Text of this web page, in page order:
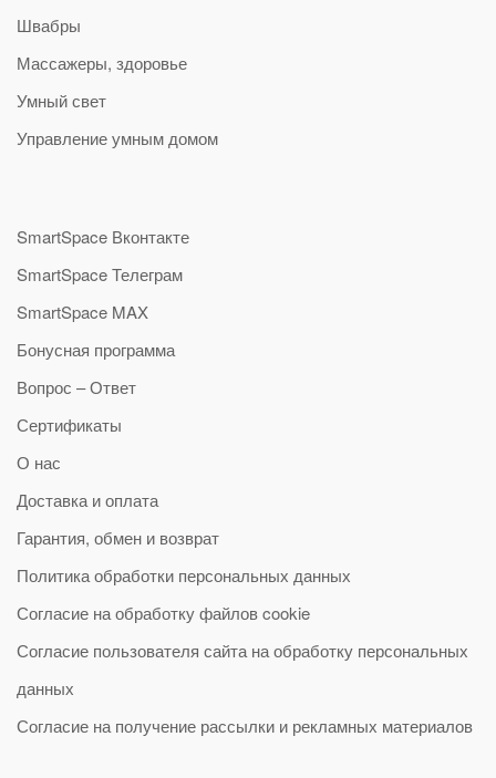
Швабры
Массажеры, здоровье
Умный свет
Управление умным домом
SmartSpace Вконтакте
SmartSpace Телеграм
SmartSpace MAX
Бонусная программа
Вопрос – Ответ
Сертификаты
О нас
Доставка и оплата
Гарантия, обмен и возврат
Политика обработки персональных данных
Согласие на обработку файлов cookie
Согласие пользователя сайта на обработку персональных
данных
Согласие на получение рассылки и рекламных материалов